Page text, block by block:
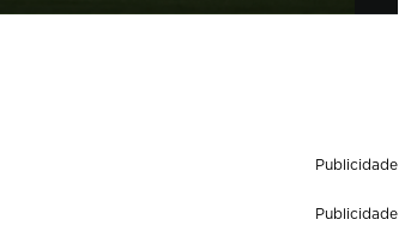
Publicidade
Publicidade